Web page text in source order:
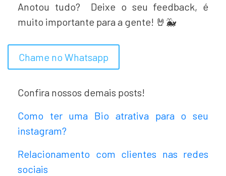
Anotou tudo? Deixe o seu feedback, é
muito importante para a gente! 🤘🐳
Chame no Whatsapp
Confira nossos demais posts!
Como ter uma Bio atrativa para o seu
instagram?
Relacionamento com clientes nas redes
sociais